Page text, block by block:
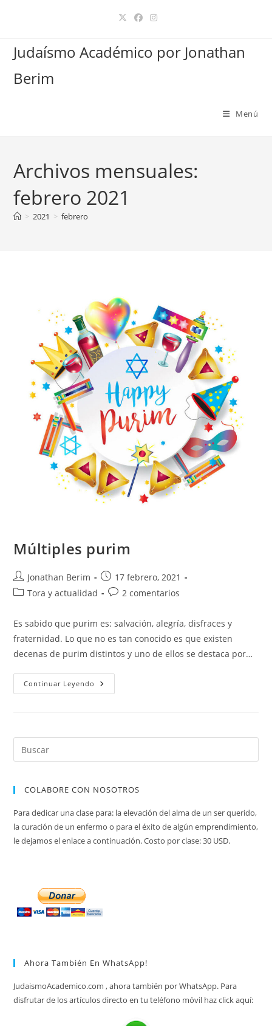
Judaísmo Académico por Jonathan
Berim
Menú
Archivos mensuales:
febrero 2021
> 2021 > febrero
Múltiples purim
Autor
de
Jonathan Berim
Entrada
publicada:
17 febrero, 2021
Categoría
la
Tora y actualidad
Comentarios
2 comentarios
Es sabido que purim es: salvación, alegría, disfraces y
fraternidad. Lo que no es tan conocido es que existen
decenas de purim distintos y uno de ellos se destaca por…
Continuar Leyendo Múltiples
Purim
COLABORE CON NOSOTROS
Para dedicar una clase para: la elevación del alma de un ser querido,
la curación de un enfermo o para el éxito de algún emprendimiento,
le dejamos el enlace a continuación. Costo por clase: 30 USD.
Ahora También En WhatsApp!
JudaismoAcademico.com , ahora también por WhatsApp. Para
disfrutar de los artículos directo en tu teléfono móvil haz click aquí: